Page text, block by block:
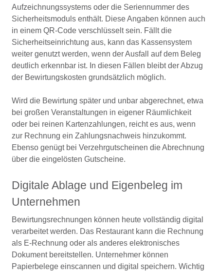
Aufzeichnungssystems oder die Seriennummer des
Sicherheitsmoduls enthält. Diese Angaben können auch
in einem QR-Code verschlüsselt sein. Fällt die
Sicherheitseinrichtung aus, kann das Kassensystem
weiter genutzt werden, wenn der Ausfall auf dem Beleg
deutlich erkennbar ist. In diesen Fällen bleibt der Abzug
der Bewirtungskosten grundsätzlich möglich.
Wird die Bewirtung später und unbar abgerechnet, etwa
bei großen Veranstaltungen in eigener Räumlichkeit
oder bei reinen Kartenzahlungen, reicht es aus, wenn
zur Rechnung ein Zahlungsnachweis hinzukommt.
Ebenso genügt bei Verzehrgutscheinen die Abrechnung
über die eingelösten Gutscheine.
Digitale Ablage und Eigenbeleg im
Unternehmen
Bewirtungsrechnungen können heute vollständig digital
verarbeitet werden. Das Restaurant kann die Rechnung
als E-Rechnung oder als anderes elektronisches
Dokument bereitstellen. Unternehmer können
Papierbelege einscannen und digital speichern. Wichtig